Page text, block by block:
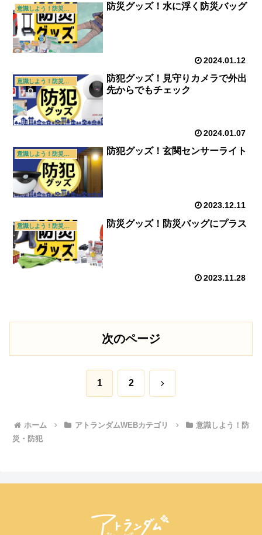
防災グッズ！水に浮く防災バッグ
2024.01.12
防犯グッズ！見守りカメラで外出
先からでもチェック
2024.01.07
防犯グッズ！玄関センサーライト
2023.12.11
意識しよう！防災・防犯 防災グッズ！防災バッグにプラス
2023.11.28
次のページ
1 2 次
ホーム アトランダムWEBカテゴリ
意識しよう！防
災・防犯